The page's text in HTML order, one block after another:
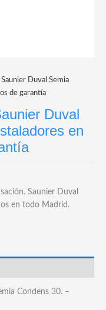
Duval Semia
de garantía
Duval
en
Saunier Duval
en todo Madrid.
Condens 30. –